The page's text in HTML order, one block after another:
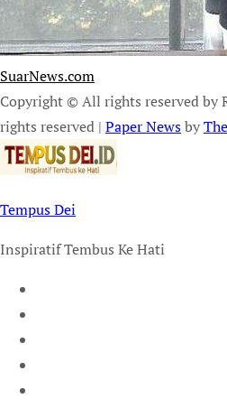
SuarNews.com
Copyright © All rights reserved by
rights reserved | Paper Newsby
Tempus Dei
Inspiratif Tembus Ke Hati